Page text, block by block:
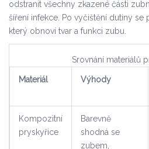
odstranit všechny zkazené části
šíření infekce. Po vyčištění dutiny se
který obnoví tvar a funkci zubu.
Srovnání materiálů
Materiál Výhody
Kompozitní
pryskyřice
Barevně
shodná se
zubem,